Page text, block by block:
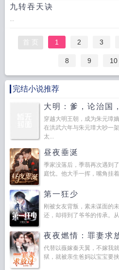
九转吞天诀
...
首 页 1 2 3
8 9 10
完结小说推荐
大明：爹，论治国
穿越大明王朝，成为朱元璋
在洪武六年与朱元璋大吵一
太...
昼夜垂涎
季家没落后，季翡再次遇到
庭忱。他大手一挥，嘴角挂
第一狂少
刚被女友背叛，素未谋面的
还，却得到了爷爷的传承。
夜夜燃情：罪妻求
代替以薇嫁秦天翼，不嫁我
狱，就被亲生爸妈以宝宝要